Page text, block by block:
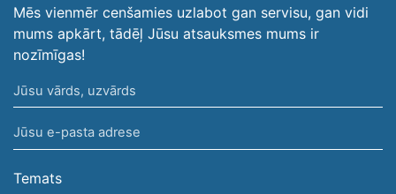
Mēs vienmēr cenšamies uzlabot gan servisu, gan vidi
mums apkārt, tādēļ Jūsu atsauksmes mums ir
nozīmīgas!
Jūsu
vārds,
uzvārds
Jūsu
e-
pasta
Temats